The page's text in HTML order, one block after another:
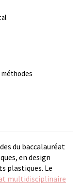
du baccalauréat
en design
plastiques. Le
multidisciplinaire